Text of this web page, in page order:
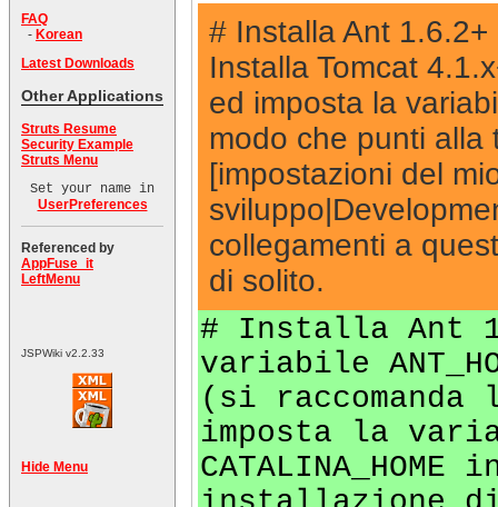
FAQ
- Korean
Latest Downloads
Other Applications
Struts Resume
Security Example
Struts Menu
Set your name in
UserPreferences
Referenced by
AppFuse_it
LeftMenu
JSPWiki v2.2.33
Hide Menu
# Installa Ant
Installa Tomcat
ed imposta la
modo che punti alla
[impostazioni del
collegamenti a
di solito.
# Installa Ant
variabile
(si
imposta la